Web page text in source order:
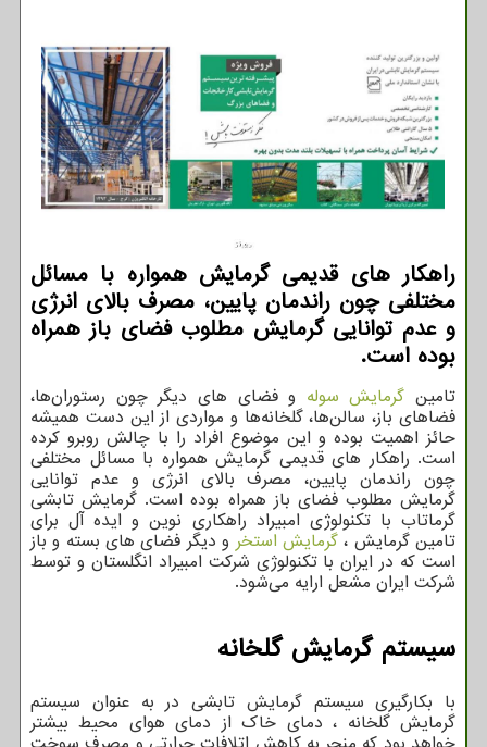
راهكار های قدیمی گرمایش همواره با مسائل
مختلفی چون راندمان پایین، مصرف بالای انرژی
و عدم توانایی گرمایش مطلوب فضای باز همراه
بوده است.
تامین گرمایش سوله و فضای های دیگر چون رستوران‌ها،
فضاهای باز، سالن‌ها، گلخانه‌ها و مواردی از این دست همیشه
حائز اهمیت بوده و این موضوع افراد را با چالش روبرو کرده
است. راهکار های قدیمی گرمایش همواره با مسائل مختلفی
چون راندمان پایین، مصرف بالای انرژی و عدم توانایی
گرمایش مطلوب فضای باز همراه بوده است. گرمایش تابشی
گرماتاب با تکنولوژی امبیراد راهکاری نوین و ایده آل برای
تامین گرمایش ،گرمایش استخر و دیگر فضای های بسته و باز
است که در ایران با تکنولوژی شرکت امبیراد انگلستان و توسط
شرکت ایران مشعل ارایه می‌شود.
سیستم گرمایش گلخانه
با بکارگیری سیستم گرمایش تابشی در به عنوان سیستم
گرمایش گلخانه ، دمای خاک از دمای هوای محیط بیشتر